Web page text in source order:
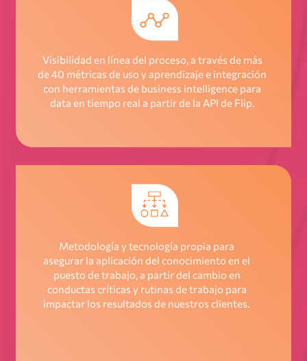
Visibilidad en línea del proceso, a través de más
de 40 métricas de uso y aprendizaje e integración
con herramientas de business intelligence para
data en tiempo real a partir de la API de Flip.
Metodología y tecnología propia para
asegurar la aplicación del conocimiento en el
puesto de trabajo, a partir del cambio en
conductas críticas y rutinas de trabajo para
impactar los resultados de nuestros clientes.